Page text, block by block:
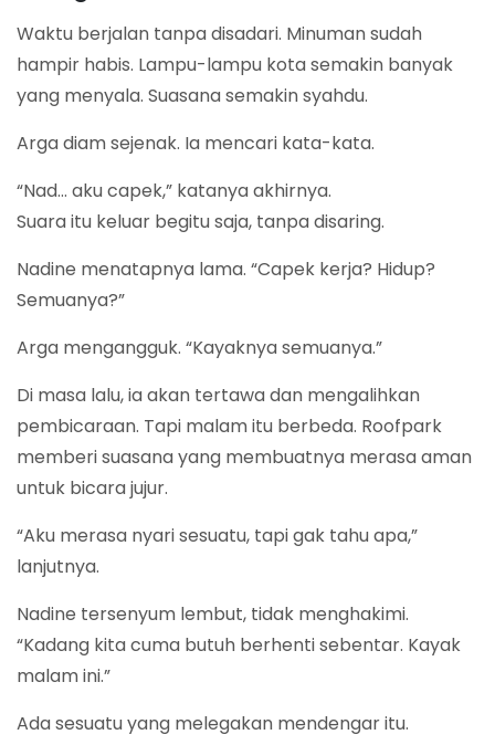
Waktu berjalan tanpa disadari. Minuman sudah
hampir habis. Lampu-lampu kota semakin banyak
yang menyala. Suasana semakin syahdu.
Arga diam sejenak. Ia mencari kata-kata.
“Nad… aku capek,” katanya akhirnya.
Suara itu keluar begitu saja, tanpa disaring.
Nadine menatapnya lama. “Capek kerja? Hidup?
Semuanya?”
Arga mengangguk. “Kayaknya semuanya.”
Di masa lalu, ia akan tertawa dan mengalihkan
pembicaraan. Tapi malam itu berbeda. Roofpark
memberi suasana yang membuatnya merasa aman
untuk bicara jujur.
“Aku merasa nyari sesuatu, tapi gak tahu apa,”
lanjutnya.
Nadine tersenyum lembut, tidak menghakimi.
“Kadang kita cuma butuh berhenti sebentar. Kayak
malam ini.”
Ada sesuatu yang melegakan mendengar itu.